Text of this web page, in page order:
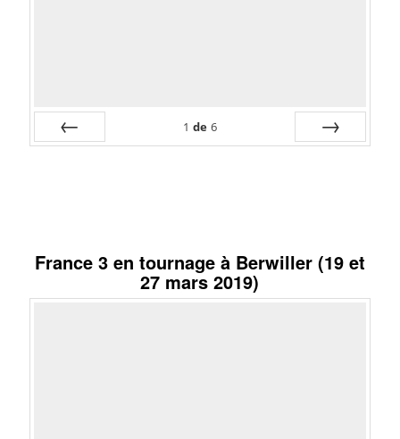
1 de 6
France 3 en tournage à Berwiller (19 et
27 mars 2019)